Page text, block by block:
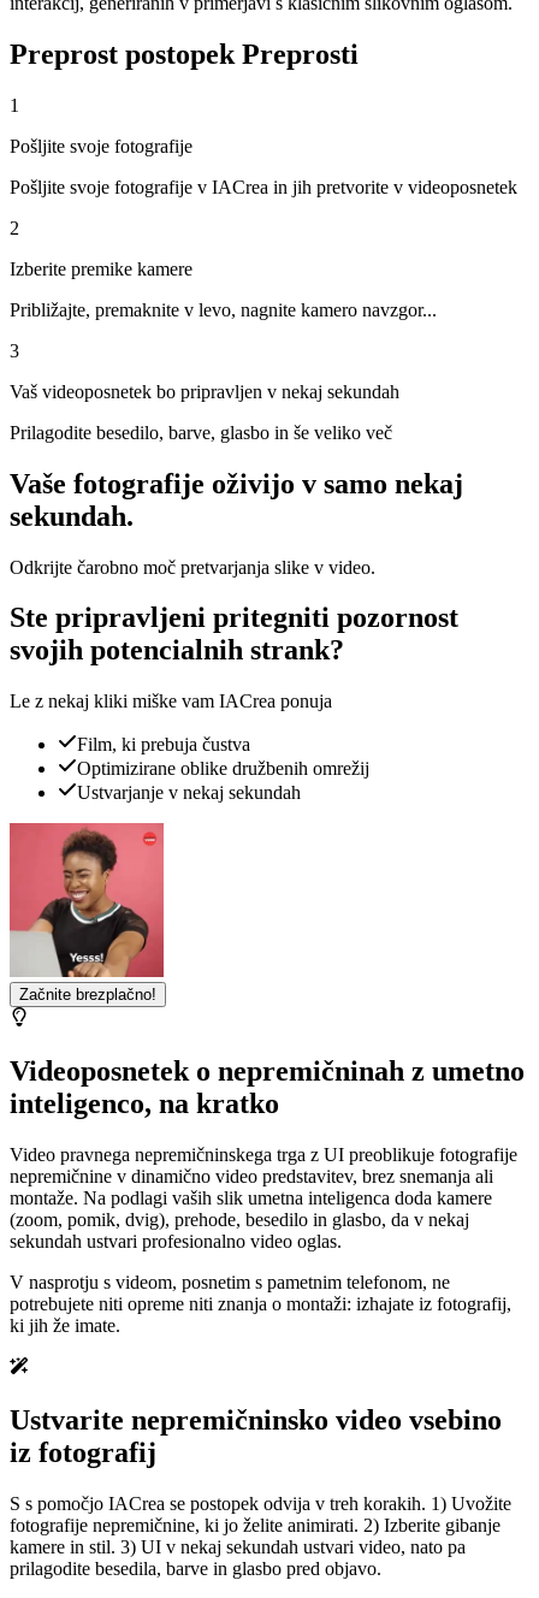
Preprost postopek Preprosti
1
Pošljite svoje fotografije
Pošljite svoje fotografije v IACrea in jih pretvorite v videoposnetek
2
Izberite premike kamere
Približajte, premaknite v levo, nagnite kamero navzgor...
3
Vaš videoposnetek bo pripravljen v nekaj sekundah
Prilagodite besedilo, barve, glasbo in še veliko več
Vaše fotografije oživijo v samo nekaj
sekundah.
Odkrijte čarobno moč pretvarjanja slike v video.
Ste pripravljeni pritegniti pozornost
svojih potencialnih strank?
Le z nekaj kliki miške vam IACrea ponuja
Film, ki prebuja čustva
Optimizirane oblike družbenih omrežij
Ustvarjanje v nekaj sekundah
Začnite brezplačno!
Videoposnetek o nepremičninah z umetno
inteligenco, na kratko
Video pravnega nepremičninskega trga z UI preoblikuje fotografije
nepremičnine v dinamično video predstavitev, brez snemanja ali
montaže. Na podlagi vaših slik umetna inteligenca doda kamere
(zoom, pomik, dvig), prehode, besedilo in glasbo, da v nekaj
sekundah ustvari profesionalno video oglas.
V nasprotju s videom, posnetim s pametnim telefonom, ne
potrebujete niti opreme niti znanja o montaži: izhajate iz fotografij,
ki jih že imate.
Ustvarite nepremičninsko video vsebino
iz fotografij
S s pomočjo IACrea se postopek odvija v treh korakih. 1) Uvožite
fotografije nepremičnine, ki jo želite animirati. 2) Izberite gibanje
kamere in stil. 3) UI v nekaj sekundah ustvari video, nato pa
prilagodite besedila, barve in glasbo pred objavo.